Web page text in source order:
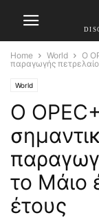
Home World
Ο
παραγωγής
World
Ο
το Μάιο
έτους